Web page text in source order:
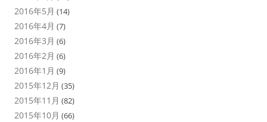
2016年5月 (14)
2016年4月 (7)
2016年3月 (6)
2016年2月 (6)
2016年1月 (9)
2015年12月 (35)
2015年11月 (82)
2015年10月 (66)